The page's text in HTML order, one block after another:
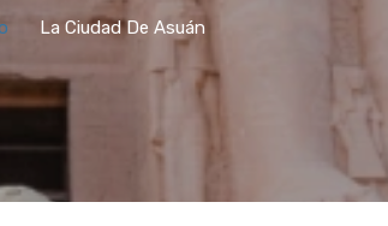
La Ciudad De Asuán